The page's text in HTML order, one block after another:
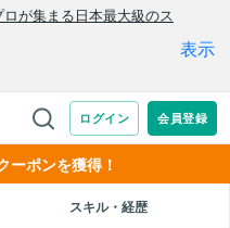
ーポンを獲得！
スキル・経歴